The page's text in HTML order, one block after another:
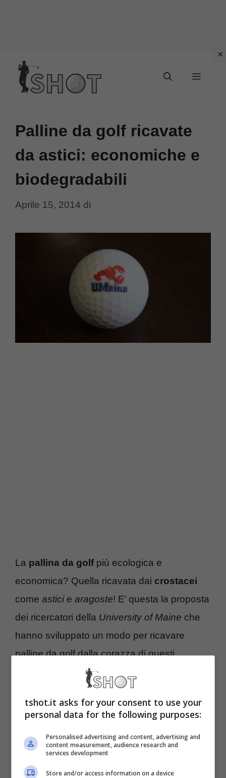
contenuto
Menu
Palline da golf ricavate
da astici: economiche e
biodegradabili
Aprile 15, 2014 di
La pallina da golfpiù ecologica e
economica? Quella ricavata dai crostacei
come asticie aragoste! E’ questa la proposta
dei ricercatori della University of Maine che
hanno sviluppato un modo per ricavare
palline da golf dalla corazza di questi
succulenti abitandi del mare. Perfettamente
se persa nei boschi, sotto
fronde inesplorabili o ovviamente in acqua, il
0.19 dollaricontro il dollaro pieno della media
delle altre balls
tshot.it asks for your consent to use your
personal data for the following purposes:
Personalised advertising and content, advertising and
content measurement, audience research and
services development
Store and/or access information on a device